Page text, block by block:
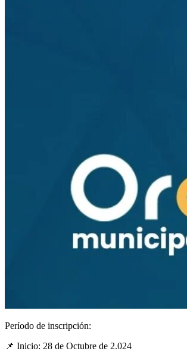
Período de inscripción:
📌 Inicio: 28 de Octubre de 2.024